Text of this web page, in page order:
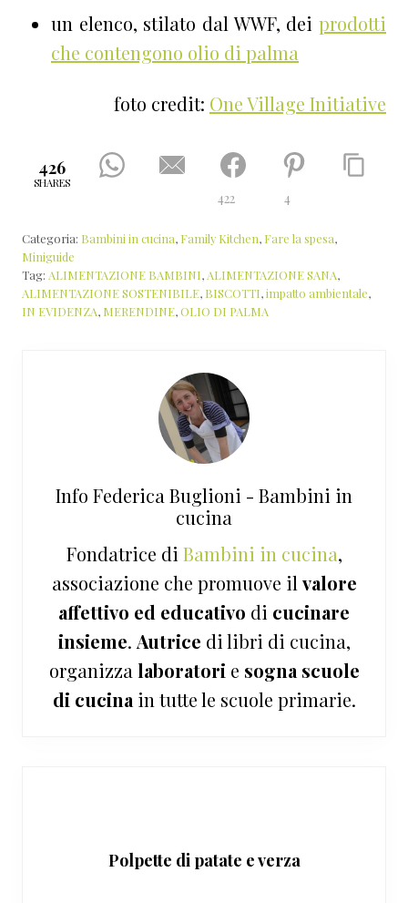
un elenco, stilato dal WWF, dei prodotti
che contengono olio di palma
foto credit: One Village Initiative
426
SHARES
422 4
Categoria: Bambini in cucina, Family Kitchen, Fare la spesa,
Miniguide
Tag: ALIMENTAZIONE BAMBINI, ALIMENTAZIONE SANA,
ALIMENTAZIONE SOSTENIBILE, BISCOTTI,impatto ambientale,
IN EVIDENZA, MERENDINE,OLIO DI PALMA
Info Federica Buglioni - Bambini in
cucina
Fondatrice di Bambini in cucina,
associazione che promuove il valore
affettivo ed educativo di cucinare
insieme. Autrice di libri di cucina,
organizza laboratori e sogna scuole
di cucina in tutte le scuole primarie.
Polpette di patate e verza